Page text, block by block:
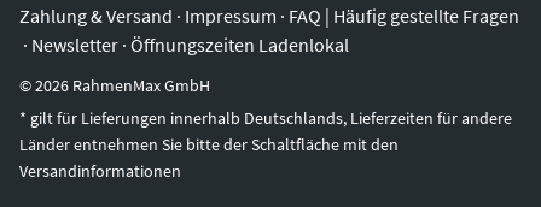
Zahlung & Versand · Impressum · FAQ | Häufig gestellte Fragen
· Newsletter · Öffnungszeiten Ladenlokal
©2026 RahmenMax GmbH
* gilt für Lieferungen innerhalb Deutschlands, Lieferzeiten für andere
Länder entnehmen Sie bitte der Schaltfläche mit den
Versandinformationen